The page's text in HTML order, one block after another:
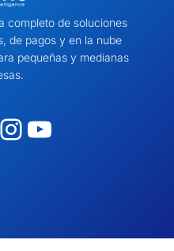
completo de soluciones
de pagos y en la nube
pequeñas y medianas
Instagram YouTube